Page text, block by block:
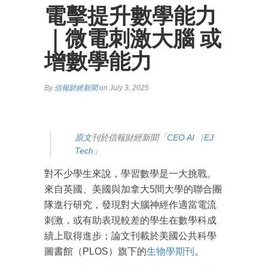
電擊提升數學能力
｜微電刺激大腦 或
增數學能力
By 信報財經新聞on July 3, 2025
原文刊於信報財經新聞「CEO AI⎹ EJ
Tech 」
對不少學生來說，學習數學是一大挑戰。
來自英國、美國與加拿大5間大學的聯合團
隊進行研究，發現對大腦神經作適當電流
刺激，或有助表現較差的學生在數學科成
績上取得進步；論文刊載於美國公共科學
圖書館（PLOS）旗下的生物學期刊 。